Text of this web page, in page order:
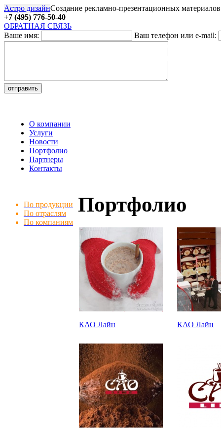
27
Астро дизайнСоздание рекламно-презентационных материалов
+7 (495) 776-50-40
ОБРАТНАЯ СВЯЗЬ
Ваше имя:
Ваш телефон или e-mail:
О компании
Услуги
Новости
Портфолио
Партнеры
Контакты
По продукции
По отраслям
По компаниям
Портфолио
КАО Лайн КАО Лайн